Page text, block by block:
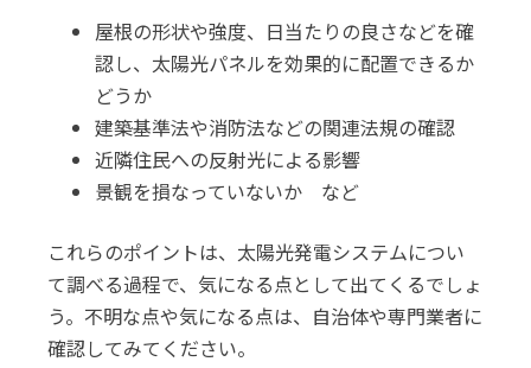
屋根の形状や強度、日当たりの良さなどを確
認し、太陽光パネルを効果的に配置できるか
どうか
建築基準法や消防法などの関連法規の確認
近隣住民への反射光による影響
景観を損なっていないか など
これらのポイントは、太陽光発電システムについ
て調べる過程で、気になる点として出てくるでしょ
う。不明な点や気になる点は、自治体や専門業者に
確認してみてください。